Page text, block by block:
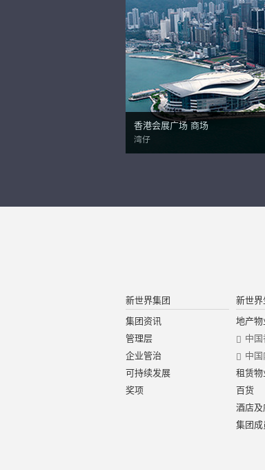
香港会展广场 商场
湾仔
新世界集团
集团资讯
管理层
企业管治
可持续发展
奖项
新世界
地产物
中
中
租赁物
百货
酒店及
集团成